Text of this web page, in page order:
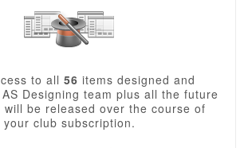
to all 56 items designed and
Designing team plus all the future
will be released over the course of
your club subscription.